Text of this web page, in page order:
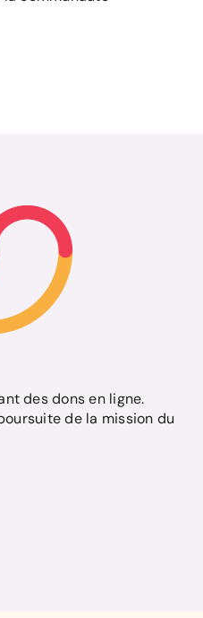
des dons en ligne.
de la mission du